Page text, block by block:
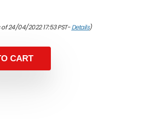
24/04/2022 17:53 PST-Details)
CART